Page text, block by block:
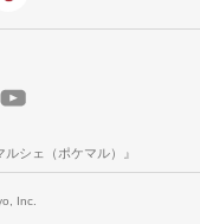
シェ（ポケマル）』
Inc.